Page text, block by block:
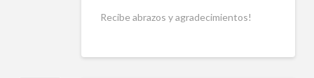
Recibe abrazos y agradecimientos!